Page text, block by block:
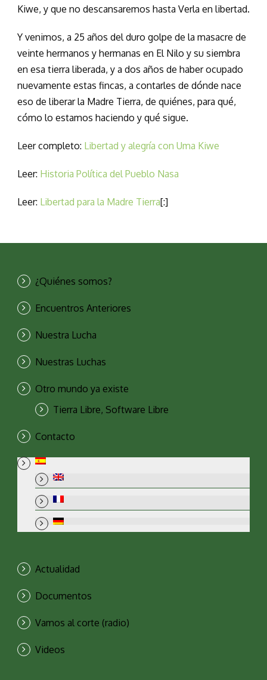
Kiwe, y que no descansaremos hasta Verla en libertad.
Y venimos, a 25 años del duro golpe de la masacre de
veinte hermanos y hermanas en El Nilo y su siembra
en esa tierra liberada, y a dos años de haber ocupado
nuevamente estas fincas, a contarles de dónde nace
eso de liberar la Madre Tierra, de quiénes, para qué,
cómo lo estamos haciendo y qué sigue.
Leer completo: Libertad y alegría con Uma Kiwe
Leer: Historia Política del Pueblo Nasa
Leer: Libertad para la Madre Tierra[:]
¿Quiénes somos?
Encuentros Anteriores
Nuestra Lucha
Nuestras Luchas
Otro mundo ya existe
Tierra Libre, Software Libre
Contacto
Actualidad
Documentos
Vamos al corte (radio)
Videos